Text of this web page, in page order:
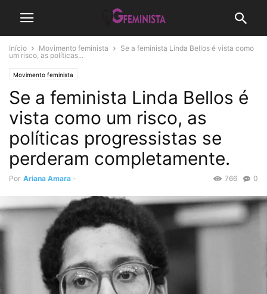
Início Movimento feminista
Se a feminista Linda Bellos é vista como
um risco, as políticas...
Movimento feminista
Se a feminista Linda Bellos é
vista como um risco, as
políticas progressistas se
perderam completamente.
Por Ariana Amara - 0
766